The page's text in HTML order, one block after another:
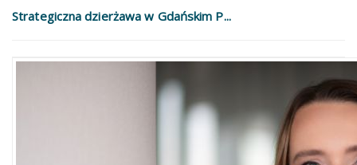
Strategiczna dzierżawa w Gdańskim P...